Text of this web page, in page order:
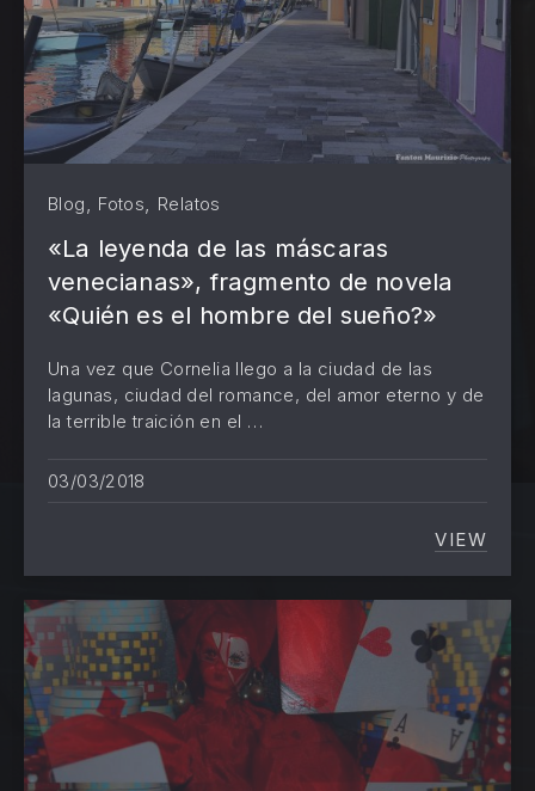
Blog Fotos Relatos
«La leyenda de las máscaras
venecianas», fragmento de novela
«Quién es el hombre del sueño?»
Una vez que Cornelia llego a la ciudad de las
lagunas, ciudad del romance, del amor eterno y de
la terrible traición en el …
03/03/2018
VIEW
«LA